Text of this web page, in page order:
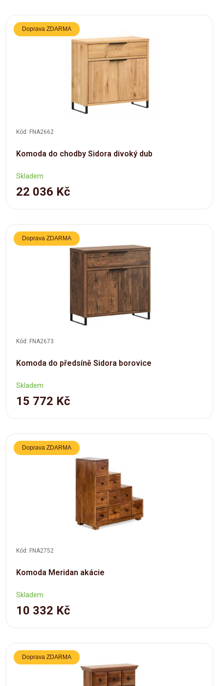
Doprava ZDARMA
Kód: FNA2662
Komoda do chodby Sidora divoký dub
Skladem
22 036 Kč
Doprava ZDARMA
Kód: FNA2673
Komoda do předsíně Sidora borovice
Skladem
15 772 Kč
Doprava ZDARMA
Kód: FNA2752
Komoda Meridan akácie
Skladem
10 332 Kč
Doprava ZDARMA